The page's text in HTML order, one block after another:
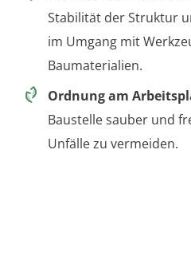
Stabilität der Struktur
im Umgang mit
Baumaterialien.
Ordnung am
Baustelle sauber und
Unfälle zu vermeiden.